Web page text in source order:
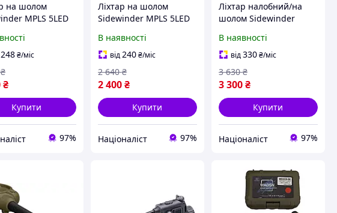
на шолом
MPLS 5LED
248₴/міс
₴
₴
Купити
97%
Ліхтар на шолом
Sidewinder MPLS 5LED
В наявності
від240 ₴/міс
2 400 ₴
2 640 ₴
Купити
Націоналіст 97%
Ліхтар налобний/на
шолом Sidewinder
Black HA-4-DS
В наявності
від330₴/міс
3 300₴
3 630 ₴
Купити
Націоналіст 97%